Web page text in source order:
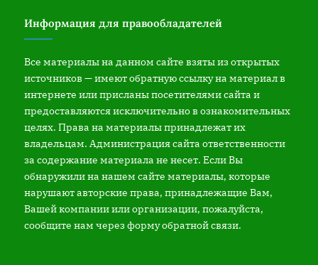
Информация для правообладателей
Все материалы на данном сайте взяты из открытых
источников — имеют обратную ссылку на материал в
интернете или присланы посетителями сайта и
предоставляются исключительно в ознакомительных
целях. Права на материалы принадлежат их
владельцам. Администрация сайта ответственности
за содержание материала не несет. Если Вы
обнаружили на нашем сайте материалы, которые
нарушают авторские права, принадлежащие Вам,
Вашей компании или организации, пожалуйста,
сообщите нам через форму обратной связи.